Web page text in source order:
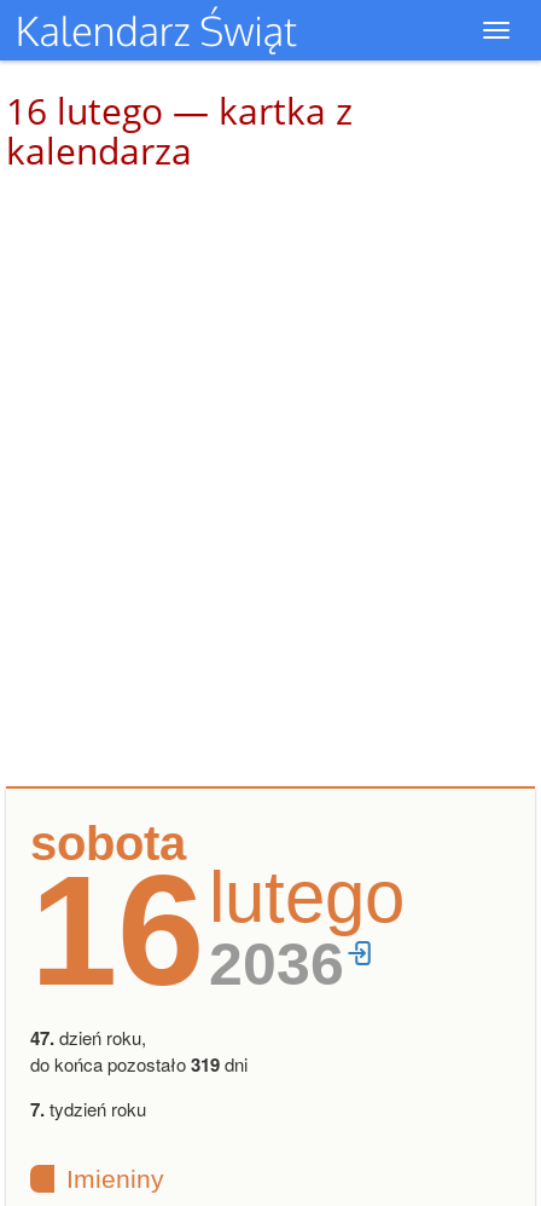
16 lutego — kartka z
kalendarza
sobota
16lutego
2036
47.dzień roku,
do końca pozostało319dni
7.tydzień roku
Imieniny